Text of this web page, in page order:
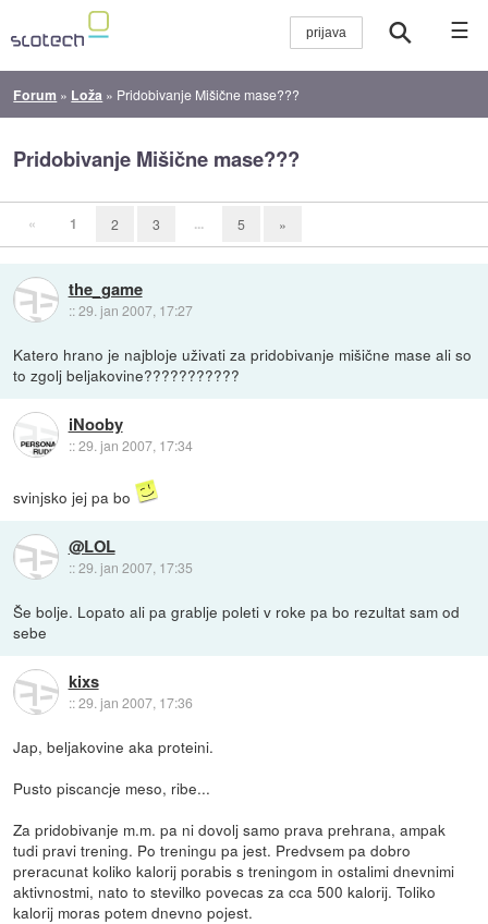
☰
Forum » Loža » Pridobivanje Mišične mase???
Pridobivanje Mišične mase???
« 1 2 3 ... 5 »
the_game
::29. jan 2007, 17:27
Katero hrano je najbloje uživati za pridobivanje mišične mase ali so
to zgolj beljakovine???????????
iNooby
::29. jan 2007, 17:34
svinjsko jej pa bo
@LOL
::29. jan 2007, 17:35
Še bolje. Lopato ali pa grablje poleti v roke pa bo rezultat sam od
sebe
kixs
::29. jan 2007, 17:36
Jap, beljakovine aka proteini.
Pusto piscancje meso, ribe...
Za pridobivanje m.m. pa ni dovolj samo prava prehrana, ampak
tudi pravi trening. Po treningu pa jest. Predvsem pa dobro
preracunat koliko kalorij porabis s treningom in ostalimi dnevnimi
aktivnostmi, nato to stevilko povecas za cca 500 kalorij. Toliko
kalorij moras potem dnevno pojest.